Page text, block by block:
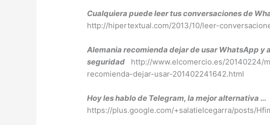
Cualquiera puede leer tus conversaciones de
http://hipertextual.com/2013/10/leer-
Alemania recomienda dejar de usar WhatsApp y
seguridad http://www.elcomercio.es/20140224/
recomienda-dejar-usar-201402241642.html
Hoy les hablo de Telegram, la mejor alternativa …
https://plus.google.com/+salatielcegarra/posts/